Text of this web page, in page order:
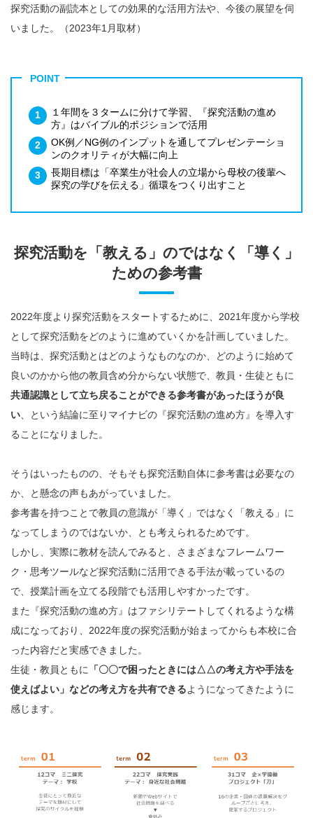
探究活動の副読本としての効果的な活用方法や、今後の展望を伺
いました。（2023年1月取材）
POINT
１年間を３タームに分けて学習、『探究活動の進め
方』はバイブル的ポジションで活用
OK例／NG例のインプットを通してプレゼンテーショ
ンのクオリティが大幅に向上
長期目標は「卒業生が社会人の立場から母校の後輩へ
探究の学びを伝える」循環をつくり出すこと
探究活動を「教える」のではなく「導く」
ための参考書
2022年度より探究活動をスタートするために、2021年度から学校
として探究活動をどのように進めていくかを計画していました。
当時は、探究活動とはどのようなものなのか、どのように始めて
良いのかから他の教員含め分からない状態で、教員・生徒ともに
共通認識として立ち戻ることができる参考書があったほうが良
い、という結論に至りマイナビの『探究活動の進め方』を導入す
ることになりました。
そうはいったものの、そもそも探究活動自体に参考書は必要なの
か、と懸念の声もあがっていました。
参考書を持つことで教員の意識が「導く」ではなく「教える」に
なってしまうのではないか、とも考えられるためです。
しかし、実際に教材を読んでみると、さまざまなフレームワー
ク・思考ツールなど探究活動に活用できる手法が載っているの
で、授業計画を立てる段階でも活用しやすかったです。
また『探究活動の進め方』はファシリテートしてくれるような構
成になっており、2022年度の探究活動が始まってからも本校に合
った内容だと実感できました。
生徒・教員ともに 「〇〇で困ったときには△△の考え方や手法を
使えばよい」などの考え方を共有できるようになってきたように
感じます。